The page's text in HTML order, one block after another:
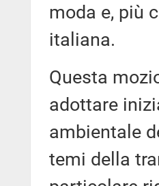
moda e, più
italiana.
Questa
adottare
ambientale
temi della